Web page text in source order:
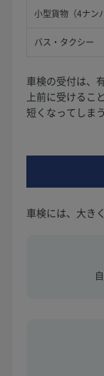
小型貨物（4ナン
バス・タクシー
車検の受付は、
上前に受けるこ
短くなってしま
車検には、大き